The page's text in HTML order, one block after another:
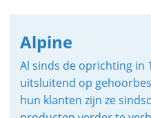
Alpine
Al sinds de oprichting in
uitsluitend op
hun klanten zijn ze